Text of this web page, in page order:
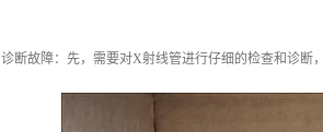
诊断故障：先，需要对X射线管进行仔细的检查和诊断